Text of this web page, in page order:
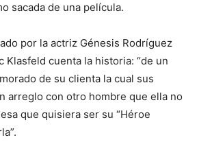
sacada de una película.
por la actriz Génesis Rodríguez
Klasfeld cuenta la historia: “de un
de su clienta la cual sus
arreglo con otro hombre que ella no
que quisiera ser su “Héroe